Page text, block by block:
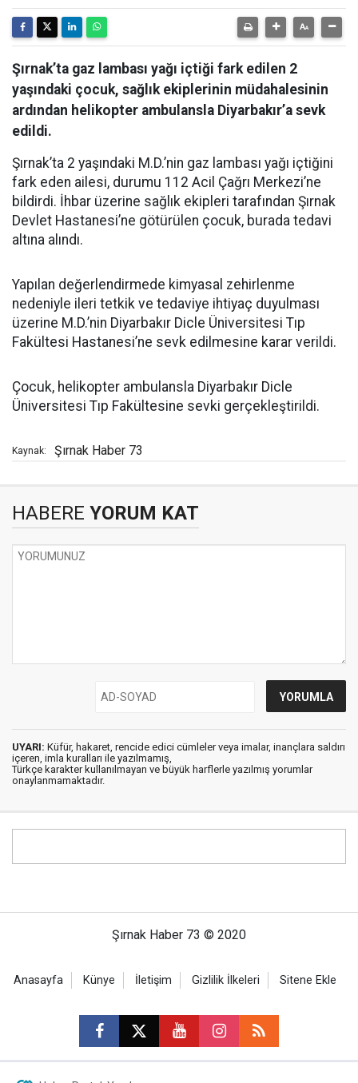
Şırnak’ta gaz lambası yağı içtiği fark edilen 2
yaşındaki çocuk, sağlık ekiplerinin müdahalesinin
ardından helikopter ambulansla Diyarbakır’a sevk
edildi.
Şırnak’ta 2 yaşındaki M.D.’nin gaz lambası yağı içtiğini
fark eden ailesi, durumu 112 Acil Çağrı Merkezi’ne
bildirdi. İhbar üzerine sağlık ekipleri tarafından Şırnak
Devlet Hastanesi’ne götürülen çocuk, burada tedavi
altına alındı.
Yapılan değerlendirmede kimyasal zehirlenme
nedeniyle ileri tetkik ve tedaviye ihtiyaç duyulması
üzerine M.D.’nin Diyarbakır Dicle Üniversitesi Tıp
Fakültesi Hastanesi’ne sevk edilmesine karar verildi.
Çocuk, helikopter ambulansla Diyarbakır Dicle
Üniversitesi Tıp Fakültesine sevki gerçekleştirildi.
Kaynak: Şırnak Haber 73
HABERE YORUM KAT
UYARI: Küfür, hakaret, rencide edici cümleler veya imalar, inançlara saldırı
içeren, imla kuralları ile yazılmamış,
Türkçe karakter kullanılmayan ve büyük harflerle yazılmış yorumlar
onaylanmamaktadır.
Şırnak Haber 73 © 2020
Anasayfa Künye İletişim Gizlilik İlkeleri Sitene Ekle